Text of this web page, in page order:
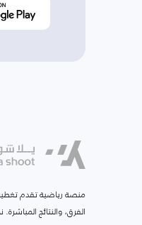
منصة رياضية تقدم
الفرق، والنتائج